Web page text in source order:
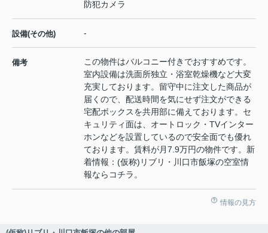
防犯カメラ
設備(その他) -
備考
この物件はバルコニー付きでおすすめです。
室内設備は洗面所独立・浴室乾燥機など大変
充実しております。留守中に注文した商品が
届くので、配送時間を気にせず注文ができる
宅配ボックスを共用部に備えております。セ
キュリティ面は、オートロック・TVインター
ホンなどを設置しているので安全面でも優れ
ております。賃料が月7.9万円の物件です。新
着情報：(仮称)リブリ・川口市飯塚の空室情
報ならコチラ。
情報の見方